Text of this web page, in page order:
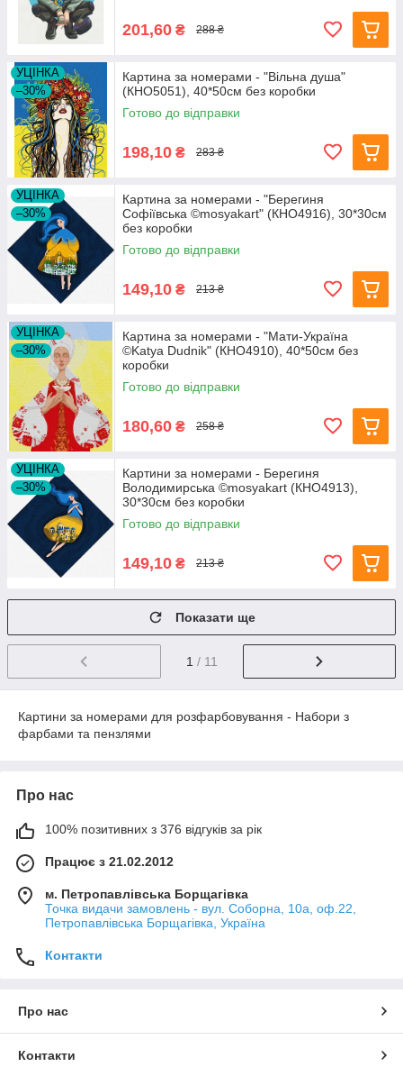
201,60 ₴ 288 ₴
УЦІНКА
–30%
Картина за номерами - "Вільна душа"
(КНО5051), 40*50см без коробки
Готово до відправки
198,10 ₴ 283 ₴
УЦІНКА
–30%
Картина за номерами - "Берегиня
Софіївська ©mosyakart" (КНО4916), 30*30см
без коробки
Готово до відправки
149,10 ₴ 213 ₴
УЦІНКА
–30%
Картина за номерами - "Мати-Україна
©Katya Dudnik" (КНО4910), 40*50см без
коробки
Готово до відправки
180,60 ₴ 258 ₴
УЦІНКА
–30%
Картини за номерами - Берегиня
Володимирська ©mosyakart (КНО4913),
30*30см без коробки
Готово до відправки
149,10 ₴ 213 ₴
Показати ще
1 / 11
Картини за номерами для розфарбовування - Набори з
фарбами та пензлями
Про нас
100% позитивних з 376 відгуків за рік
Працює з 21.02.2012
м. Петропавлівська Борщагівка
Точка видачи замовлень - вул. Соборна, 10а, оф.22,
Петропавлівська Борщагівка, Україна
Контакти
Про нас
Контакти